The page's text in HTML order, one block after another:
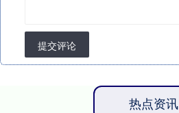
提交评论
热点资讯